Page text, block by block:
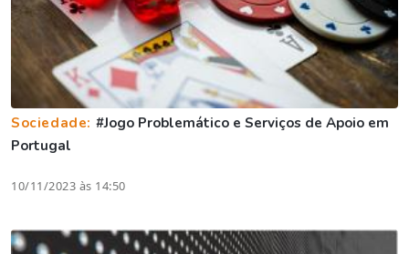
Sociedade: #Jogo Problemático e Serviços de Apoio em
Portugal
10/11/2023 às 14:50